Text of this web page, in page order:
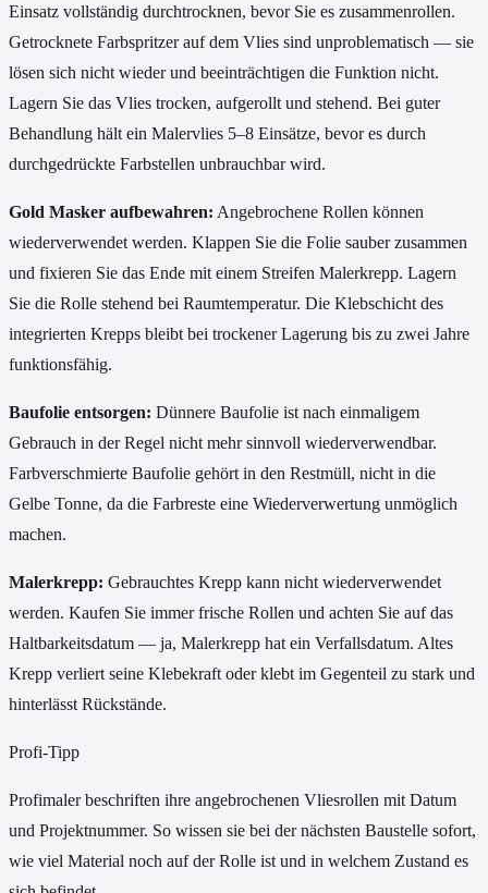
Einsatz vollständig durchtrocknen, bevor Sie es zusammenrollen.
Getrocknete Farbspritzer auf dem Vlies sind unproblematisch — sie
lösen sich nicht wieder und beeinträchtigen die Funktion nicht.
Lagern Sie das Vlies trocken, aufgerollt und stehend. Bei guter
Behandlung hält ein Malervlies 5–8 Einsätze, bevor es durch
durchgedrückte Farbstellen unbrauchbar wird.
Gold Masker aufbewahren: Angebrochene Rollen können
wiederverwendet werden. Klappen Sie die Folie sauber zusammen
und fixieren Sie das Ende mit einem Streifen Malerkrepp. Lagern
Sie die Rolle stehend bei Raumtemperatur. Die Klebschicht des
integrierten Krepps bleibt bei trockener Lagerung bis zu zwei Jahre
funktionsfähig.
Baufolie entsorgen: Dünnere Baufolie ist nach einmaligem
Gebrauch in der Regel nicht mehr sinnvoll wiederverwendbar.
Farbverschmierte Baufolie gehört in den Restmüll, nicht in die
Gelbe Tonne, da die Farbreste eine Wiederverwertung unmöglich
machen.
Malerkrepp: Gebrauchtes Krepp kann nicht wiederverwendet
werden. Kaufen Sie immer frische Rollen und achten Sie auf das
Haltbarkeitsdatum — ja, Malerkrepp hat ein Verfallsdatum. Altes
Krepp verliert seine Klebekraft oder klebt im Gegenteil zu stark und
hinterlässt Rückstände.
Profi-Tipp
Profimaler beschriften ihre angebrochenen Vliesrollen mit Datum
und Projektnummer. So wissen sie bei der nächsten Baustelle sofort,
wie viel Material noch auf der Rolle ist und in welchem Zustand es